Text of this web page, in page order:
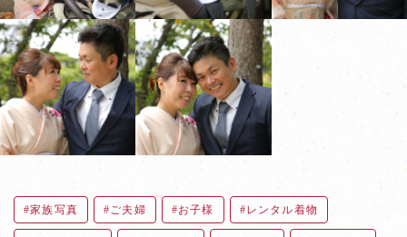
家族写真 ご夫婦 お子様 レンタル着物